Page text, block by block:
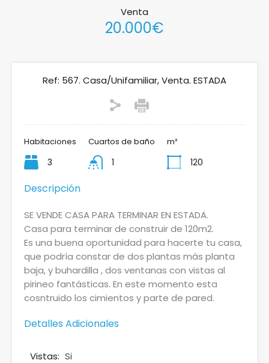
Venta
20.000€
Ref: 567. Casa/Unifamiliar, Venta. ESTADA
Habitaciones
3
Cuartos de baño
1
m²
120
Descripción
SE VENDE CASA PARA TERMINAR EN ESTADA.
Casa para terminar de construir de 120m2.
Es una buena oportunidad para hacerte tu casa,
que podría constar de dos plantas más planta
baja, y buhardilla , dos ventanas con vistas al
pirineo fantásticas. En este momento esta
cosntruido los cimientos y parte de pared.
Detalles Adicionales
Vistas: Si